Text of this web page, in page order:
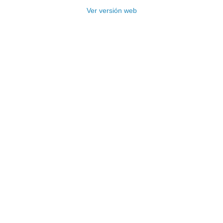
Ver versión web